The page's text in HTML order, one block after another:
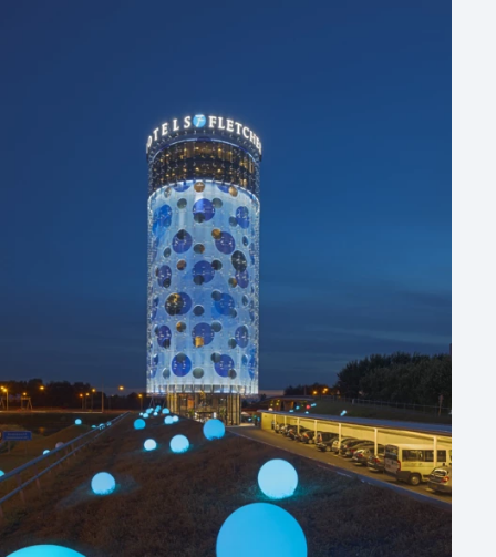
Kleine / intieme locatie
Locaties aan zee
Varende locatie